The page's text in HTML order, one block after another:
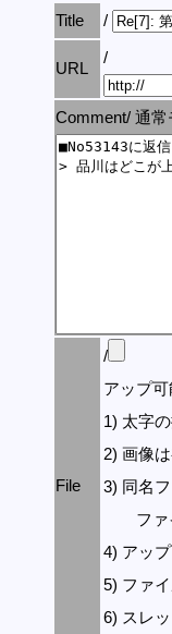
Title /
URL
/
Comment/ 通常
File
/
アップ
1) 太字
2) 画像
3) 同名
ファイ
4) アッ
5) ファ
6) スレ